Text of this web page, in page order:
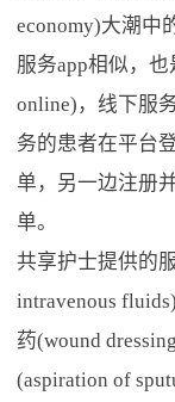
economy)大潮中
服务app相似，也
online)，线下服
务的患者在平台
单，另一边注册
单。
共享护士提供的
intravenous
药(wound
(aspiration of